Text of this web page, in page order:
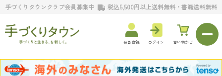
手づくりタウンクラブ会員募集中 税込5,500円以上送料無料・書籍送料無料
会員登録 ログイン 買い物かご